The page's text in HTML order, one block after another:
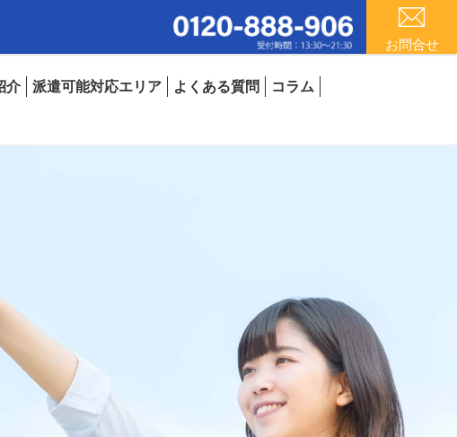
お問合せ
介 派遣可能対応エリア よくある質問 コラム